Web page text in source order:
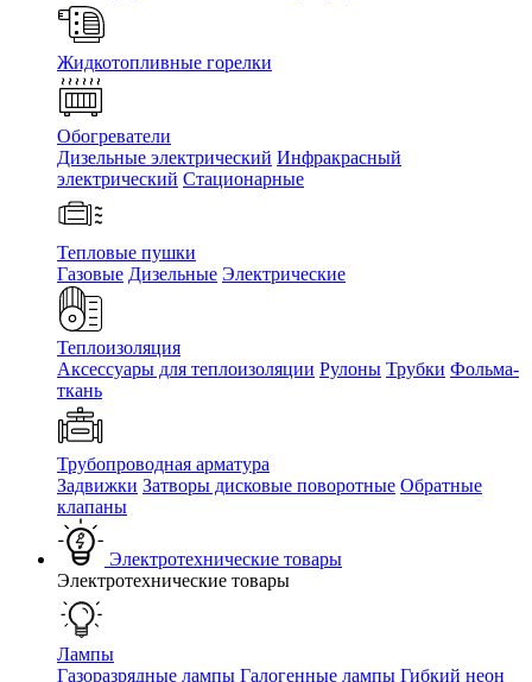
Жидкотопливные горелки
Обогреватели
Дизельные электрический Инфракрасный
электрический Стационарные
Тепловые пушки
Газовые Дизельные Электрические
Теплоизоляция
Аксессуары для теплоизоляции Рулоны Трубки Фольма-
ткань
Трубопроводная арматура
Задвижки Затворы дисковые поворотные Обратные
клапаны
Электротехнические товары
Электротехнические товары
Лампы
Газоразрядные лампы Галогенные лампы Гибкий неон